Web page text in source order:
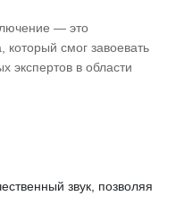
— это
смог завоевать
экспертов в области
звук, позволяя